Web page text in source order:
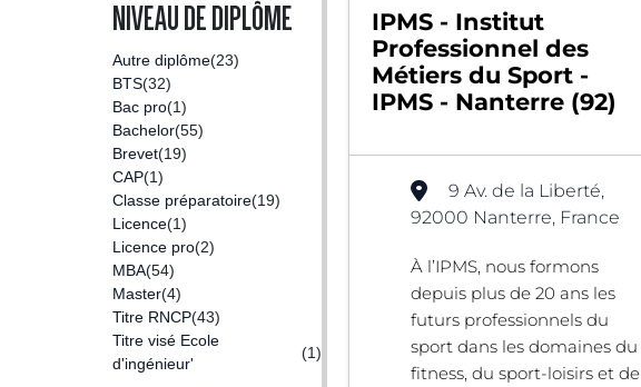
NIVEAU DE DIPLÔME
Autre diplôme(23)
BTS(32)
Bac pro(1)
Bachelor(55)
Brevet(19)
CAP(1)
Classe préparatoire(19)
Licence(1)
Licence pro(2)
MBA(54)
Master(4)
Titre RNCP(43)
Titre visé Ecole
d'ingénieur'
(1)
IPMS - Institut
Professionnel des
Métiers du Sport -
IPMS - Nanterre (92)
9 Av. de la Liberté,
92000 Nanterre, France
À l’IPMS, nous formons
depuis plus de 20 ans les
futurs professionnels du
sport dans les domaines du
fitness, du sport-loisirs et de